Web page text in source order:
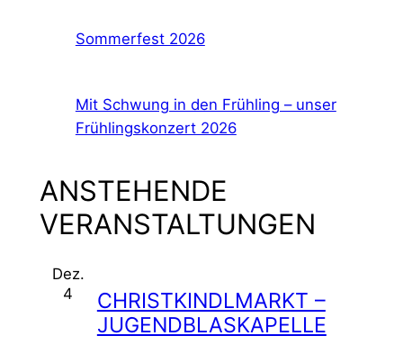
Sommerfest 2026
Mit Schwung in den Frühling – unser
Frühlingskonzert 2026
ANSTEHENDE
VERANSTALTUNGEN
Dez.
4
CHRISTKINDLMARKT –
JUGENDBLASKAPELLE